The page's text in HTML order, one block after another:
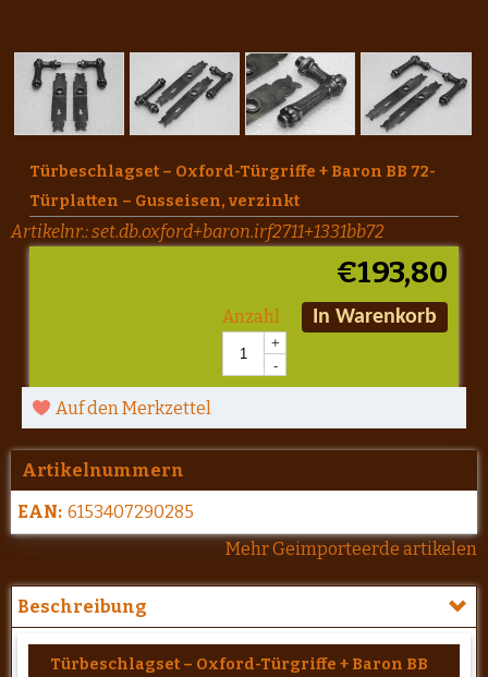
Türbeschlagset – Oxford-Türgriffe + Baron BB 72-
Türplatten – Gusseisen, verzinkt
Artikelnr.:set.db.oxford+baron.irf2711+1331bb72
€193,80
Anzahl
+
-
In Warenkorb
Auf den Merkzettel
Artikelnummern
EAN: 6153407290285
Mehr Geimporteerde artikelen
Beschreibung
Türbeschlagset – Oxford-Türgriffe + Baron BB